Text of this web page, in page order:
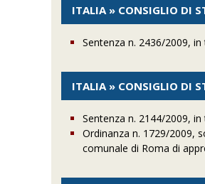
ITALIA » CONSIGLIO DI
Sentenza n. 2436/2009,
ITALIA » CONSIGLIO DI
Sentenza n. 2144/2009,
Ordinanza n. 1729/2009,
comunale di Roma di